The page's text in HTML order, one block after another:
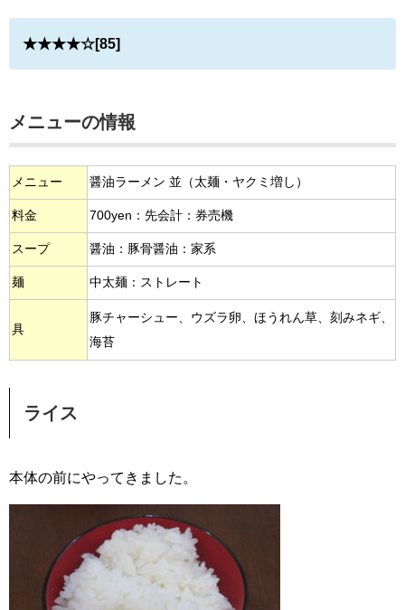
★★★★☆[85]
メニューの情報
メニュー 醤油ラーメン 並（太麺・ヤクミ増し）
料金 700yen：先会計：券売機
スープ 醤油：豚骨醤油：家系
麺 中太麺：ストレート
具
豚チャーシュー、ウズラ卵、ほうれん草、刻みネギ、
海苔
ライス
本体の前にやってきました。